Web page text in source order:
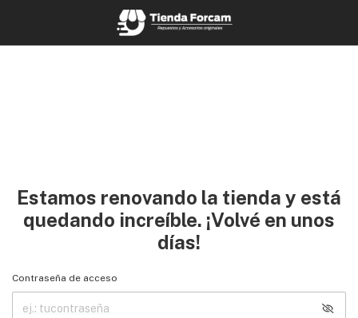
Estamos renovando la tienda y está
quedando increíble. ¡Volvé en unos
días!
Contraseña de acceso